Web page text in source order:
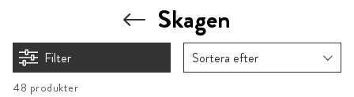
Skagen
Filter Sortera efter
48 produkter